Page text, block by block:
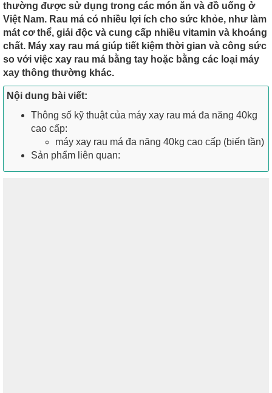
thường được sử dụng trong các món ăn và đồ uống ở
Việt Nam. Rau má có nhiều lợi ích cho sức khỏe, như làm
mát cơ thể, giải độc và cung cấp nhiều vitamin và khoáng
chất. Máy xay rau má giúp tiết kiệm thời gian và công sức
so với việc xay rau má bằng tay hoặc bằng các loại máy
xay thông thường khác.
Nội dung bài viết:
Thông số kỹ thuật của máy xay rau má đa năng 40kg
cao cấp:
máy xay rau má đa năng 40kg cao cấp (biến tần)
Sản phẩm liên quan: